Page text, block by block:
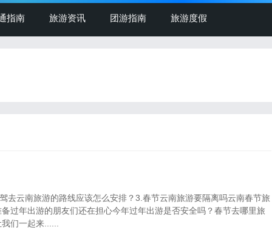
指南 旅游资讯 团游指南 旅游度假
去云南旅游的路线应该怎么安排？3.春节云南旅游要隔离吗云南春节旅
过年出游的朋友们还在担心今年过年出游是否安全吗？春节去哪里旅
们一起来......